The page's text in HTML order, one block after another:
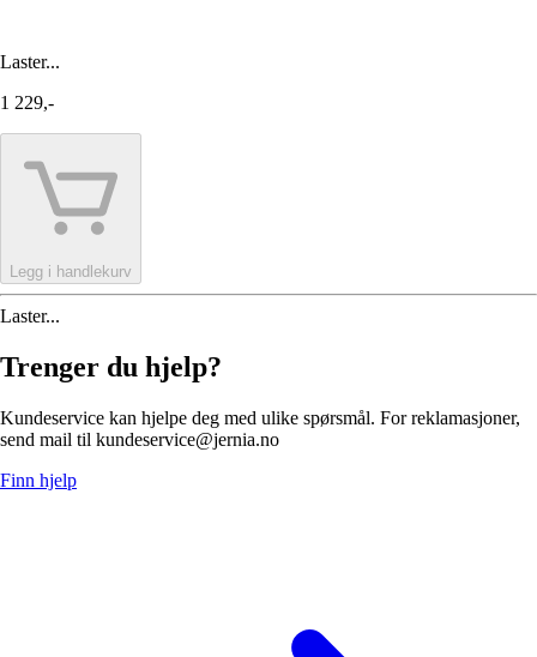
Laster...
1 229,-
Legg i handlekurv
Laster...
Trenger du hjelp?
Kundeservice kan hjelpe deg med ulike spørsmål. For reklamasjoner,
send mail til kundeservice@jernia.no
Finn hjelp